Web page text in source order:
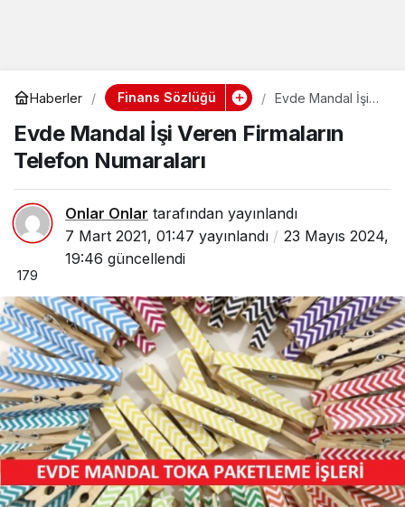
Haberler Finans Sözlüğü
Evde Mandal İşi
Telefon
Numaraları
Evde Mandal İşi Veren Firmaların
Telefon Numaraları
Onlar Onlar tarafından yayınlandı
7 Mart 2021, 01:47 yayınlandı
23 Mayıs 2024,
19:46 güncellendi
179